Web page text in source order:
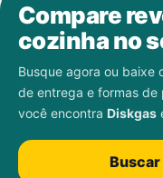
Compare
cozinha no
Busque agora ou baixe
de entrega e formas de
você encontra Diskgas